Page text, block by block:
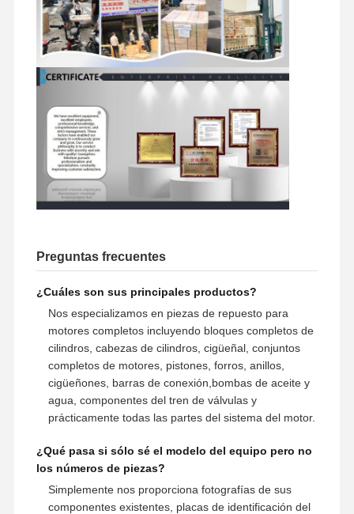
Preguntas frecuentes
¿Cuáles son sus principales productos?
Nos especializamos en piezas de repuesto para
motores completos incluyendo bloques completos de
cilindros, cabezas de cilindros, cigüeñal, conjuntos
completos de motores, pistones, forros, anillos,
cigüeñones, barras de conexión,bombas de aceite y
agua, componentes del tren de válvulas y
prácticamente todas las partes del sistema del motor.
¿Qué pasa si sólo sé el modelo del equipo pero no
los números de piezas?
Simplemente nos proporciona fotografías de sus
componentes existentes, placas de identificación del